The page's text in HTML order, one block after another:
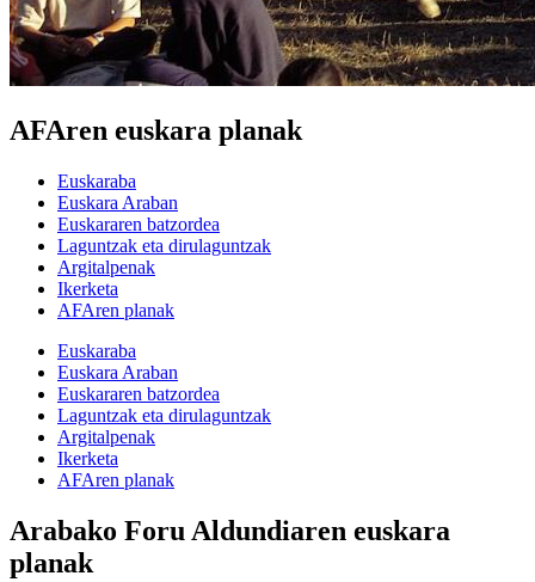
AFAren euskara planak
Euskaraba
Euskara Araban
Euskararen batzordea
Laguntzak eta dirulaguntzak
Argitalpenak
Ikerketa
AFAren planak
Euskaraba
Euskara Araban
Euskararen batzordea
Laguntzak eta dirulaguntzak
Argitalpenak
Ikerketa
AFAren planak
Arabako Foru Aldundiaren euskara
planak